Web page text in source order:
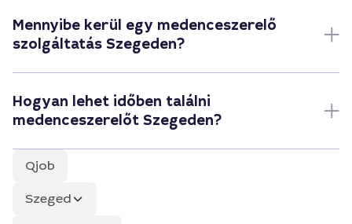
Mennyibe kerül egy medenceszerelő
szolgáltatás Szegeden?
Hogyan lehet időben találni
medenceszerelőt Szegeden?
Qjob
Szeged